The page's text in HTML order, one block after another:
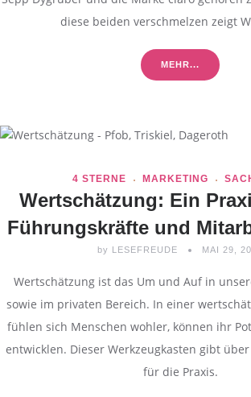
diese beiden verschmelzen zeigt
MEHR...
4 STERNE MARKETING
Wertschätzung: Ein
Führungskräfte und
by LESEFREUDE MAI 29,
Wertschätzung ist das Um und Auf in
sowie im privaten Bereich. In einer
fühlen sich Menschen wohler, können ihr
entwicklen. Dieser Werkzeugkasten gibt
für die Praxis.